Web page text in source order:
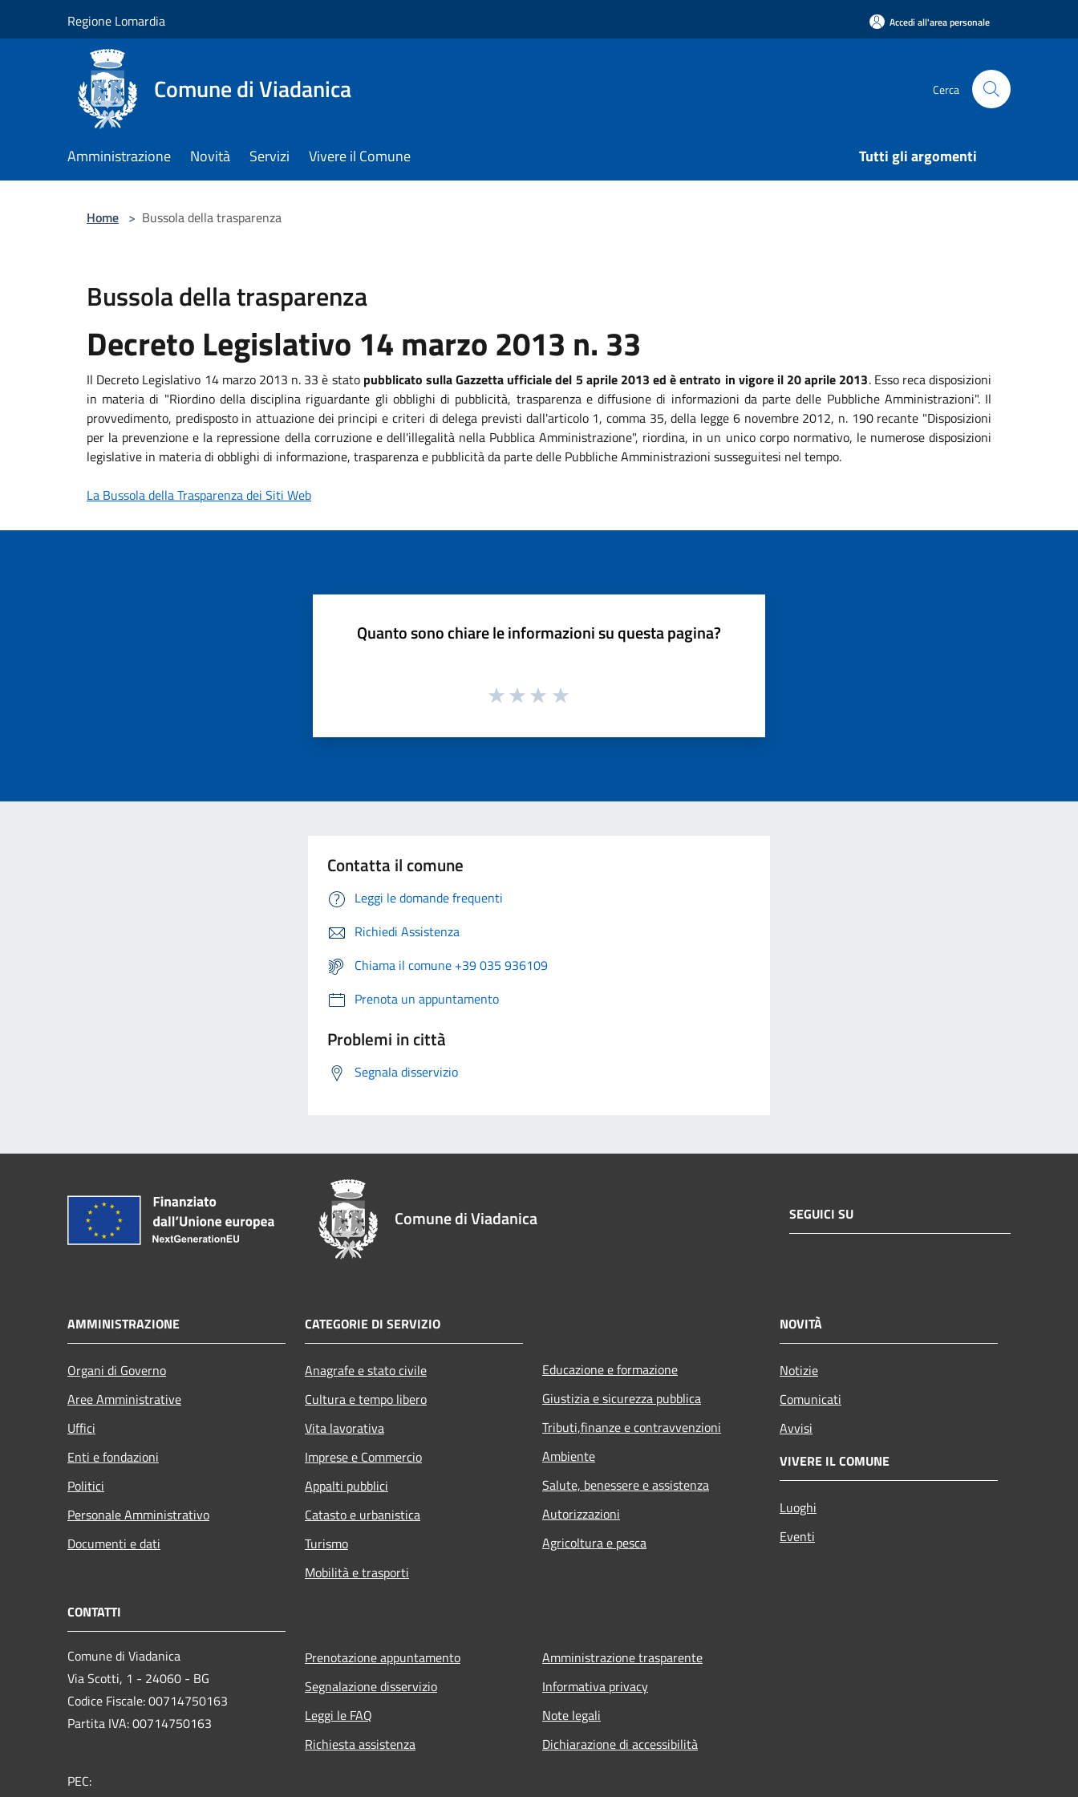
Regione Lomardia Accedi all'area personale
Comune di Viadanica Cerca
Amministrazione Novità Servizi Vivere il Comune Tutti gli argomenti
Home > Bussola della trasparenza
Bussola della trasparenza
Decreto Legislativo 14 marzo 2013 n. 33
Il Decreto Legislativo 14 marzo 2013 n. 33 è stato pubblicato sulla Gazzetta ufficiale del 5 aprile 2013 ed è entrato in vigore il 20 aprile 2013. Esso reca disposizioni
in materia di "Riordino della disciplina riguardante gli obblighi di pubblicità, trasparenza e diffusione di informazioni da parte delle Pubbliche Amministrazioni". Il
provvedimento, predisposto in attuazione dei principi e criteri di delega previsti dall'articolo 1, comma 35, della legge 6 novembre 2012, n. 190 recante "Disposizioni
per la prevenzione e la repressione della corruzione e dell'illegalità nella Pubblica Amministrazione", riordina, in un unico corpo normativo, le numerose disposizioni
legislative in materia di obblighi di informazione, trasparenza e pubblicità da parte delle Pubbliche Amministrazioni susseguitesi nel tempo.
La Bussola della Trasparenza dei Siti Web
Quanto sono chiare le informazioni su questa pagina?
Contatta il comune
Leggi le domande frequenti
Richiedi Assistenza
Chiama il comune +39 035 936109
Prenota un appuntamento
Problemi in città
Segnala disservizio
Comune di Viadanica SEGUICI SU
AMMINISTRAZIONE
Organi di Governo
Aree Amministrative
Uffici
Enti e fondazioni
Politici
Personale Amministrativo
Documenti e dati
CATEGORIE DI SERVIZIO
Anagrafe e stato civile
Cultura e tempo libero
Vita lavorativa
Imprese e Commercio
Appalti pubblici
Catasto e urbanistica
Turismo
Mobilità e trasporti
Educazione e formazione
Giustizia e sicurezza pubblica
Tributi,finanze e contravvenzioni
Ambiente
Salute, benessere e assistenza
Autorizzazioni
Agricoltura e pesca
NOVITÀ
Notizie
Comunicati
Avvisi
VIVERE IL COMUNE
Luoghi
Eventi
CONTATTI
Comune di Viadanica
Via Scotti, 1 - 24060 - BG
Codice Fiscale: 00714750163
Partita IVA: 00714750163
PEC:
Prenotazione appuntamento
Segnalazione disservizio
Leggi le FAQ
Richiesta assistenza
Amministrazione trasparente
Informativa privacy
Note legali
Dichiarazione di accessibilità